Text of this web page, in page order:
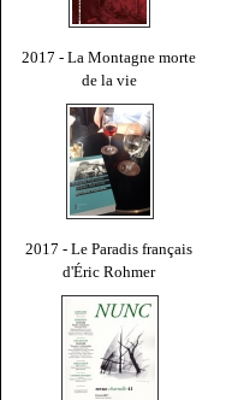
2017 - La Montagne morte
de la vie
2017 - Le Paradis français
d'Éric Rohmer